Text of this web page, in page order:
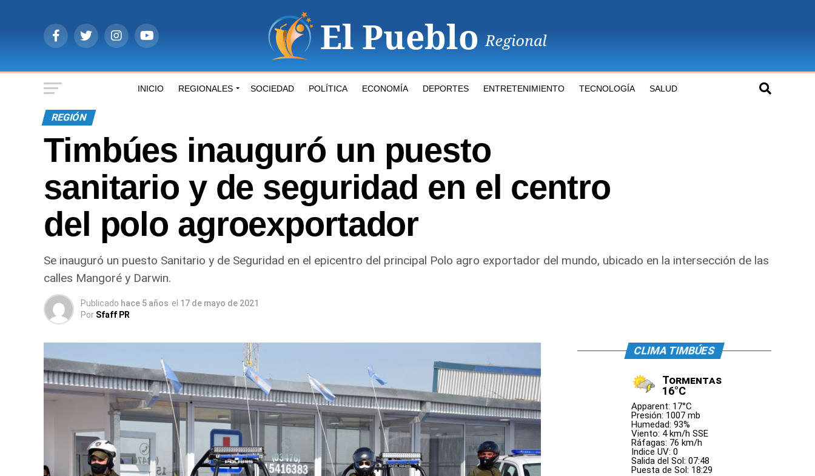
INICIO REGIONALES SOCIEDAD POLÍTICA ECONOMÍA DEPORTES ENTRETENIMIENTO TECNOLOGÍA SALUD
REGIÓN
Timbúes inauguró un puesto
sanitario y de seguridad en el centro
del polo agroexportador
Se inauguró un puesto Sanitario y de Seguridad en el epicentro del principal Polo agro exportador del mundo, ubicado en la intersección de las
calles Mangoré y Darwin.
Publicado hace 5 años el 17 de mayo de 2021
Por Sfaff PR
CLIMA TIMBÚES
Tormentas
16°C
Apparent: 17°C
Presión: 1007 mb
Humedad: 93%
Viento: 4 km/h SSE
Ráfagas: 76 km/h
Indice UV: 0
Salida del Sol: 07:48
Puesta de Sol: 18:29